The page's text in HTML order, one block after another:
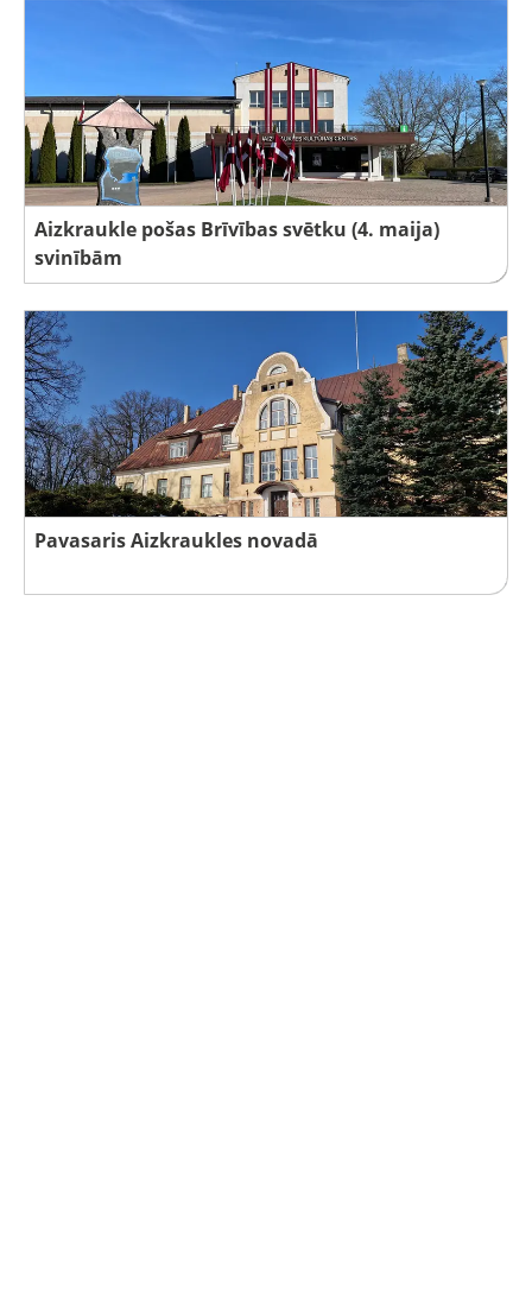
Aizkraukle pošas Brīvības svētku (4. maija)
svinībām
Pavasaris Aizkraukles novadā